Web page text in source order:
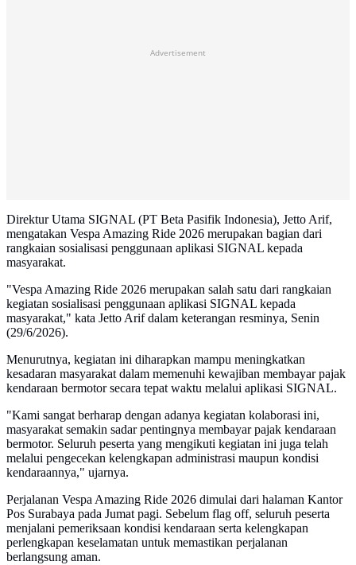
Advertisement
Direktur Utama SIGNAL (PT Beta Pasifik Indonesia), Jetto Arif,
mengatakan Vespa Amazing Ride 2026 merupakan bagian dari
rangkaian sosialisasi penggunaan aplikasi SIGNAL kepada
masyarakat.
"Vespa Amazing Ride 2026 merupakan salah satu dari rangkaian
kegiatan sosialisasi penggunaan aplikasi SIGNAL kepada
masyarakat," kata Jetto Arif dalam keterangan resminya, Senin
(29/6/2026).
Menurutnya, kegiatan ini diharapkan mampu meningkatkan
kesadaran masyarakat dalam memenuhi kewajiban membayar pajak
kendaraan bermotor secara tepat waktu melalui aplikasi SIGNAL.
"Kami sangat berharap dengan adanya kegiatan kolaborasi ini,
masyarakat semakin sadar pentingnya membayar pajak kendaraan
bermotor. Seluruh peserta yang mengikuti kegiatan ini juga telah
melalui pengecekan kelengkapan administrasi maupun kondisi
kendaraannya," ujarnya.
Perjalanan Vespa Amazing Ride 2026 dimulai dari halaman Kantor
Pos Surabaya pada Jumat pagi. Sebelum flag off, seluruh peserta
menjalani pemeriksaan kondisi kendaraan serta kelengkapan
perlengkapan keselamatan untuk memastikan perjalanan
berlangsung aman.